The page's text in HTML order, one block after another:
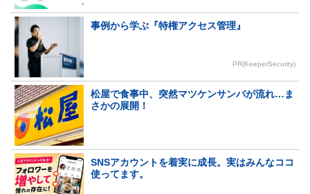
事例から学ぶ『特権アクセス管理』
PR(KeeperSecurity)
松屋で食事中、突然マツケンサンバが流れ…ま
さかの展開！
SNSアカウントを着実に成長。実はみんなココ
使ってます。